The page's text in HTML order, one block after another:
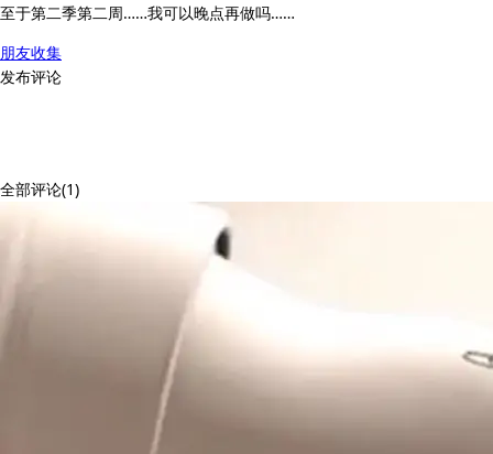
至于第二季第二周……我可以晚点再做吗……
朋友收集
发布评论
全部评论(1)